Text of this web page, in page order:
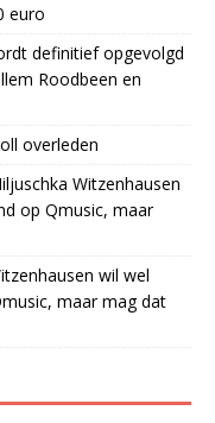
euro
definitief opgevolgd
Roodbeen en
overleden
Witzenhausen
op Qmusic, maar
wil wel
maar mag dat